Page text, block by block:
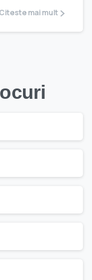
Citeste mai mult